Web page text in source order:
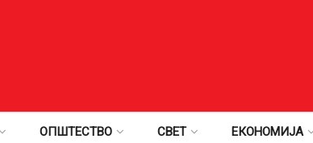
ОПШТЕСТВО СВЕТ ЕКОНОМИЈА